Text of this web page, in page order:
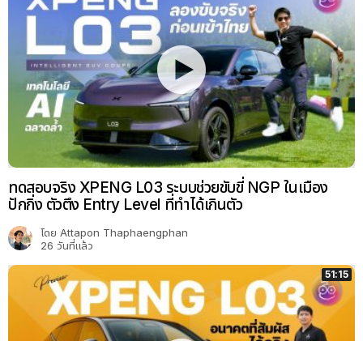
ทดสอบจริง XPENG L03 ระบบช่วยขับขี่ NGP ในเมือง
ปักกิ่ง ตัวตึง Entry Level ที่ทำได้เกินตัว
โดย Attapon Thaphaengphan
26 วันที่แล้ว
51:15